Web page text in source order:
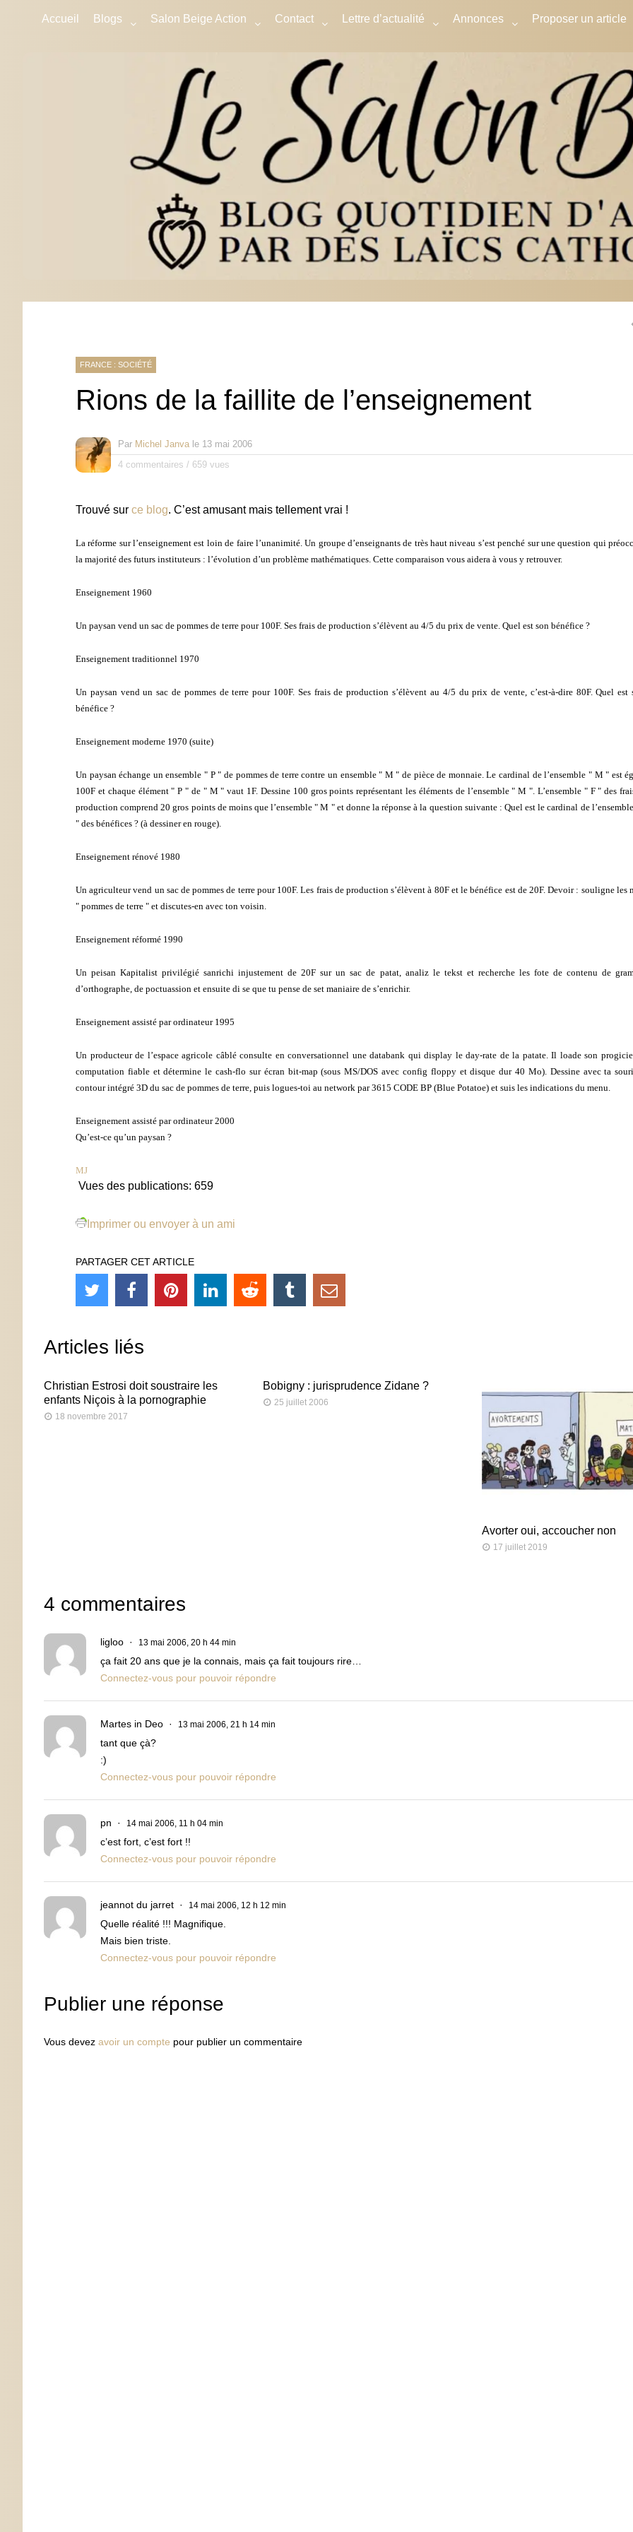
Accueil Blogs Salon Beige Action Contact Lettre d’actualité Annonces Proposer un article
FRANCE : SOCIÉTÉ
Rions de la faillite de l’enseignement
Par Michel Janva le 13 mai 2006
4 commentaires / 659 vues
Trouvé sur ce blog. C’est amusant mais tellement vrai !
La réforme sur l’enseignement est loin de faire l’unanimité. Un groupe d’enseignants de très haut niveau s’est penché sur une question qui
la majorité des futurs instituteurs : l’évolution d’un problème mathématiques. Cette comparaison vous aidera à vous y retrouver.
Enseignement 1960
Un paysan vend un sac de pommes de terre pour 100F. Ses frais de production s’élèvent au 4/5 du prix de vente. Quel est son bénéfice ?
Enseignement traditionnel 1970
Un paysan vend un sac de pommes de terre pour 100F. Ses frais de production s’élèvent au 4/5 du prix de vente, c’est-à-dire 80F. Quel est
bénéfice ?
Enseignement moderne 1970 (suite)
Un paysan échange un ensemble " P " de pommes de terre contre un ensemble " M " de pièce de monnaie. Le cardinal de l’ensemble " M " est
100F et chaque élément " P " de " M " vaut 1F. Dessine 100 gros points représentant les éléments de l’ensemble " M ". L’ensemble " F " des
production comprend 20 gros points de moins que l’ensemble " M " et donne la réponse à la question suivante : Quel est le cardinal de
" des bénéfices ? (à dessiner en rouge).
Enseignement rénové 1980
Un agriculteur vend un sac de pommes de terre pour 100F. Les frais de production s’élèvent à 80F et le bénéfice est de 20F. Devoir : souligne les
" pommes de terre " et discutes-en avec ton voisin.
Enseignement réformé 1990
Un peisan Kapitalist privilégié sanrichi injustement de 20F sur un sac de patat, analiz le tekst et recherche les fote de contenu de
d’orthographe, de poctuassion et ensuite di se que tu pense de set maniaire de s’enrichir.
Enseignement assisté par ordinateur 1995
Un producteur de l’espace agricole câblé consulte en conversationnel une databank qui display le day-rate de la patate. Il loade son
computation fiable et détermine le cash-flo sur écran bit-map (sous MS/DOS avec config floppy et disque dur 40 Mo). Dessine avec ta
contour intégré 3D du sac de pommes de terre, puis logues-toi au network par 3615 CODE BP (Blue Potatoe) et suis les indications du menu.
Enseignement assisté par ordinateur 2000
Qu’est-ce qu’un paysan ?
MJ
Vues des publications: 659
Imprimer ou envoyer à un ami
PARTAGER CET ARTICLE
Articles liés
Christian Estrosi doit soustraire les
enfants Niçois à la pornographie
18 novembre 2017
Bobigny : jurisprudence Zidane ?
25 juillet 2006
Avorter oui, accoucher non
17 juillet 2019
4 commentaires
ligloo 13 mai 2006, 20 h 44 min
ça fait 20 ans que je la connais, mais ça fait toujours rire…
Connectez-vous pour pouvoir répondre
Martes in Deo 13 mai 2006, 21 h 14 min
tant que çà?
:)
Connectez-vous pour pouvoir répondre
pn 14 mai 2006, 11 h 04 min
c’est fort, c’est fort !!
Connectez-vous pour pouvoir répondre
jeannot du jarret 14 mai 2006, 12 h 12 min
Quelle réalité !!! Magnifique.
Mais bien triste.
Connectez-vous pour pouvoir répondre
Publier une réponse
Vous devez avoir un compte pour publier un commentaire